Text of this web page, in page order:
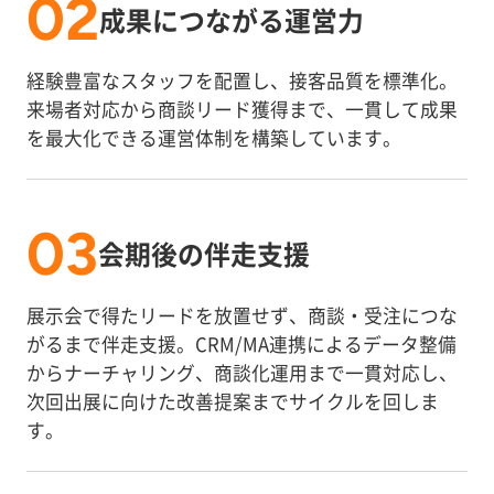
02成果につながる運営力
経験豊富なスタッフを配置し、接客品質を標準化。
来場者対応から商談リード獲得まで、一貫して成果
を最大化できる運営体制を構築しています。
03会期後の伴走支援
展示会で得たリードを放置せず、商談・受注につな
がるまで伴走支援。CRM/MA連携によるデータ整備
からナーチャリング、商談化運用まで一貫対応し、
次回出展に向けた改善提案までサイクルを回しま
す。